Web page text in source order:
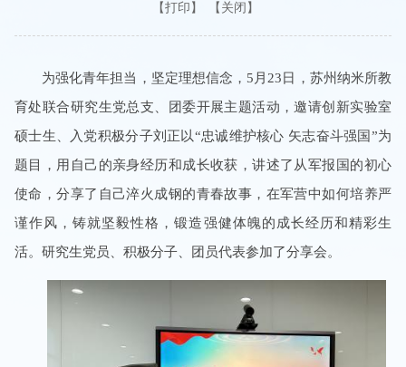
【关闭】
为强化青年担当，坚定理想信念，5月23日，苏州纳米所教
育处联合研究生党总支、团委开展主题活动，邀请创新实验室
硕士生、入党积极分子刘正以“忠诚维护核心 矢志奋斗强国”为
题目，用自己的亲身经历和成长收获，讲述了从军报国的初心
使命，分享了自己淬火成钢的青春故事，在军营中如何培养严
谨作风，铸就坚毅性格，锻造强健体魄的成长经历和精彩生
活。研究生党员、积极分子、团员代表参加了分享会。